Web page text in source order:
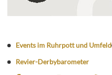
Events im Ruhrpott und Umfeld
Revier-Derbybarometer